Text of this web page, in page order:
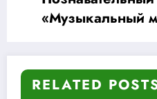
«Музыкальный
RELATED